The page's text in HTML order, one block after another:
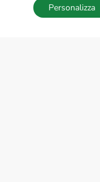
Personalizza